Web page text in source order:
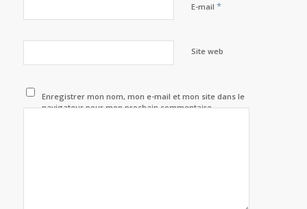
E-mail *
Site web
Enregistrer mon nom, mon e-mail et mon site dans le
navigateur pour mon prochain commentaire.